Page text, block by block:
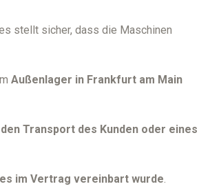
stellt sicher, dass die Maschinen
Außenlager in Frankfurt am Main
Transport des Kunden oder eines
im Vertrag vereinbart wurde.